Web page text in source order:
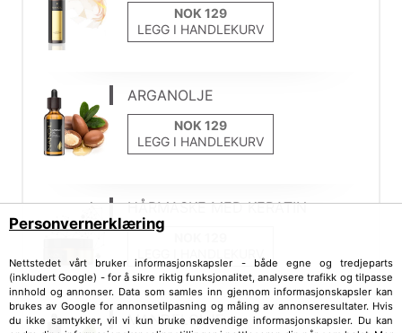
LEGG I HANDLEKURV
ARGANOLJE
LEGG I HANDLEKURV
HÅRMASKE MED KERATIN
MANDELOLJE
Personvernerklæring
Nettstedet vårt bruker informasjonskapsler - både egne og tredjeparts
(inkludert Google) - for å sikre riktig funksjonalitet, analysere trafikk og tilpasse
innhold og annonser. Data som samles inn gjennom informasjonskapsler kan
brukes av Google for annonsetilpasning og måling av annonseresultater. Hvis
du ikke samtykker, vil vi kun bruke nødvendige informasjonskapsler. Du kan